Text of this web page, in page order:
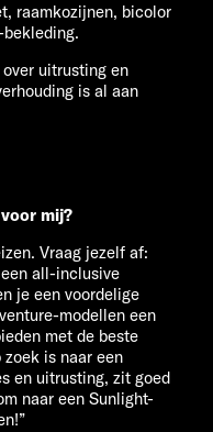
raamkozijnen, bicolor
uitrusting en
is al aan
mij?
Vraag jezelf af:
all-inclusive
je een voordelige
modellen een
met de beste
is naar een
en uitrusting, zit goed
naar een Sunlight-